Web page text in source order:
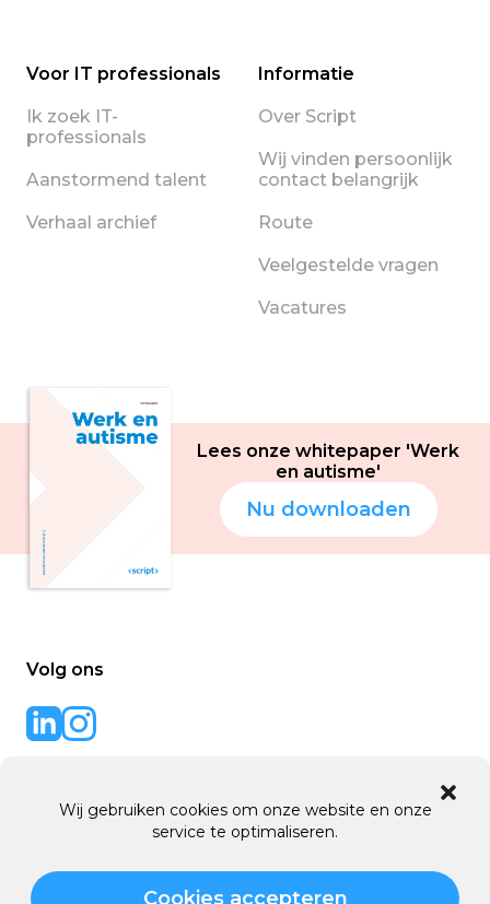
Wij gebruiken cookies om onze website en onze
service te optimaliseren.
Cookies accepteren
Voor IT professionals
Ik zoek IT-
professionals
Aanstormend talent
Verhaal archief
Informatie
Over Script
Wij vinden persoonlijk
contact belangrijk
Route
Veelgestelde vragen
Vacatures
Lees onze whitepaper 'Werk
en autisme'
Nu downloaden
Volg ons
Algemene voorwaarden